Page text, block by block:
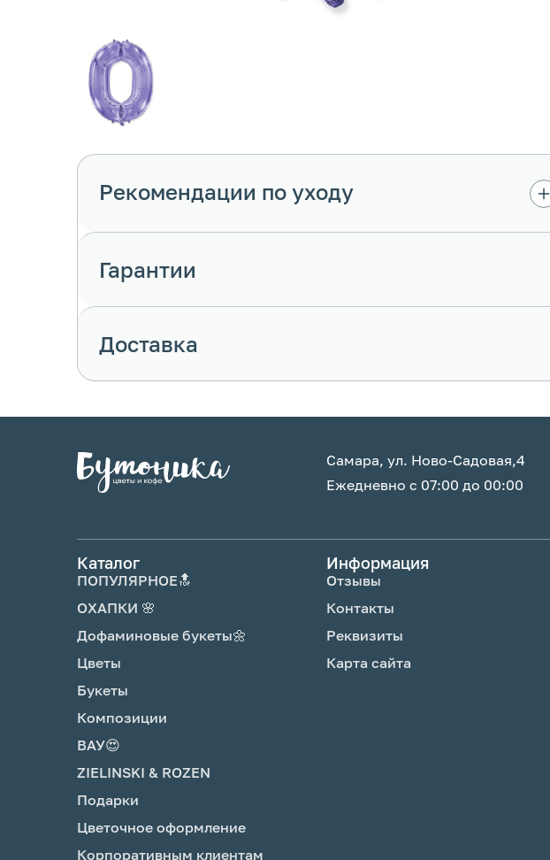
Рекомендации по уходу
Гарантии
Доставка
Самара, ул. Ново-Садовая,4
Ежедневно с 07:00 до 00:00
Каталог
ПОПУЛЯРНОЕ🔝
ОХАПКИ 🌸
Дофаминовые букеты🌼
Цветы
Букеты
Композиции
ВАУ😍
ZIELINSKI & ROZEN
Подарки
Цветочное оформление
Корпоративным клиентам
Информация
Отзывы
Контакты
Реквизиты
Карта сайта